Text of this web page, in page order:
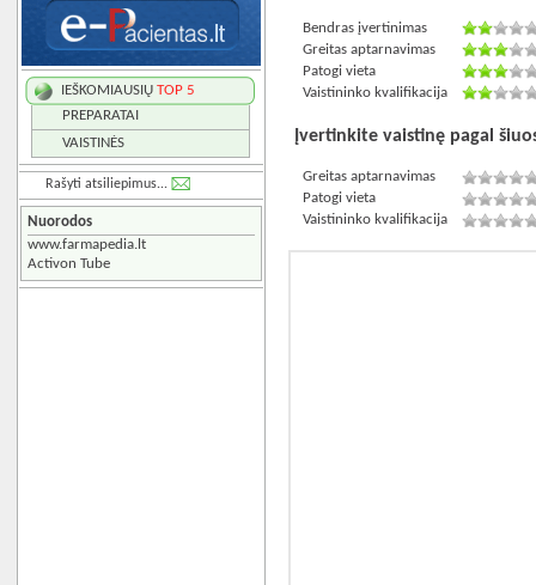
IEŠKOMIAUSIŲ TOP 5
PREPARATAI
VAISTINĖS
Rašyti atsiliepimus...
Nuorodos
www.farmapedia.lt
Activon Tube
Bendras įvertinimas
Greitas aptarnavimas
Patogi vieta
Vaistininko kvalifikacija
Įvertinkite vaistinę pagal
Greitas aptarnavimas
Patogi vieta
Vaistininko kvalifikacija